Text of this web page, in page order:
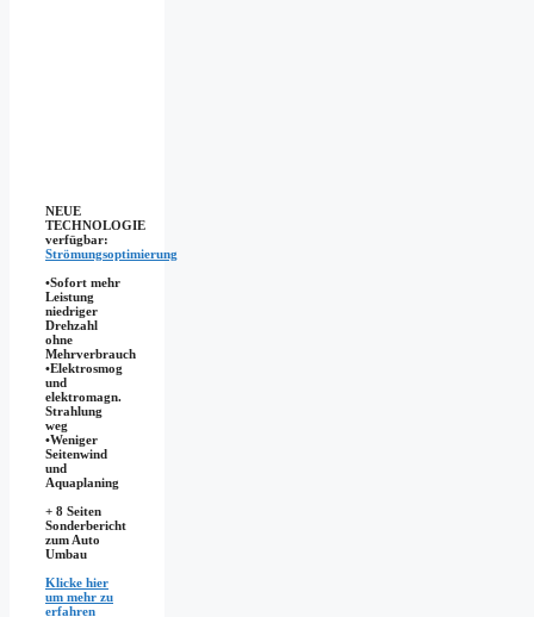
NEUE
TECHNOLOGIE
verfügbar:
Strömungsoptimierung
•Sofort mehr
Leistung
niedriger
Drehzahl
ohne
Mehrverbrauch
•Elektrosmog
und
elektromagn.
Strahlung
weg
•​Weniger
Seitenwind
und
Aquaplaning
+ 8 Seiten
Sonderbericht
zum Auto
Umbau
Klicke hier
um mehr zu
erfahren